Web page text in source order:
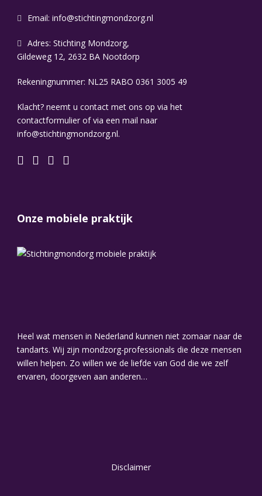
Email: info@stichtingmondzorg.nl
Adres: Stichting Mondzorg,
Gildeweg 12, 2632 BA Nootdorp
Rekeningnummer: NL25 RABO 0361 3005 49
Klacht? neemt u contact met ons op via het
contactformulier of via een mail naar
info@stichtingmondzorg.nl.
Onze mobiele praktijk
Heel wat mensen in Nederland kunnen niet zomaar naar de
tandarts. Wij zijn mondzorg-professionals die deze mensen
willen helpen. Zo willen we de liefde van God die we zelf
ervaren, doorgeven aan anderen…
Disclaimer